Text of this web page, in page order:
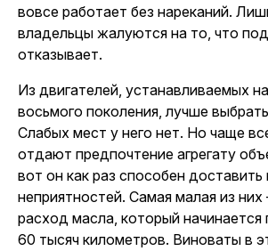
вовсе работает без нареканий.
владельцы жалуются на то, что
отказывает.
Из двигателей, устанавливаемых
восьмого поколения, лучше
Слабых мест у него нет. Но чаще
отдают предпочтение агрегату
вот он как раз способен доставить
неприятностей. Самая малая из
расход масла, который начинается
60 тысяч километров. Виноваты в